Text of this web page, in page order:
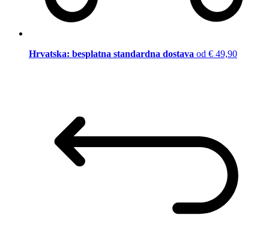
Hrvatska: besplatna standardna dostava od € 49,90